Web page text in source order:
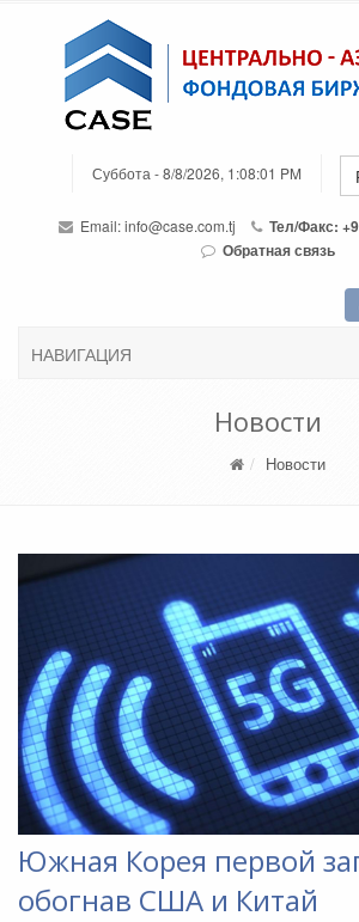
Суббота - 8/8/2026, 1:08:01 PM
Email:info@case.com.tj
Тел/Факс:
Обратная связь
НАВИГАЦИЯ
Новости
Новости
Южная Корея первой
обогнав США и Китай